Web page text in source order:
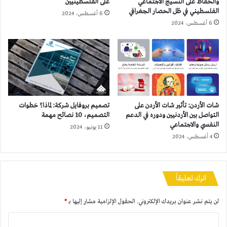
الفلسطيني في ظل الحصار الجغرافي
6 أغسطس، 2024
6 أغسطس، 2024
شات الأردن: تأثير شات الأردن على
التواصل بين الأردنيين ودوره في الدعم
النفسي والاجتماعي
4 أغسطس، 2024
تصميم بروفايل شركة: لماذا؟ خطوات
التصميم، 10 نصائح مهمة
11 يونيو، 2024
اترك تعليقاً
لن يتم نشر عنوان بريدك الإلكتروني. الحقول الإلزامية مشار إليها بـ*